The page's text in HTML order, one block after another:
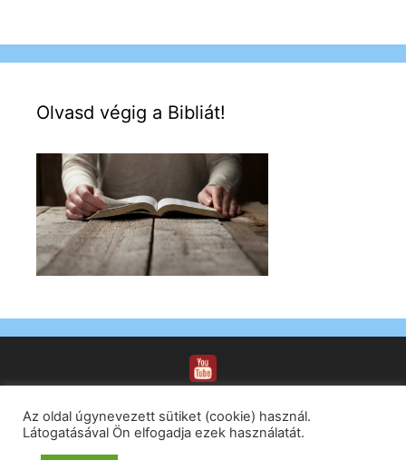
Olvasd végig a Bibliát!
Az oldal úgynevezett sütiket (cookie) használ.
Látogatásával Ön elfogadja ezek használatát.